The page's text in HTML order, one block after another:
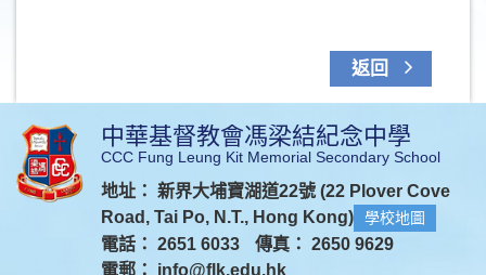
返回
中華基督教會馮梁結紀念中學
CCC Fung Leung Kit Memorial Secondary School
地址： 新界大埔寶湖道22號 (22 Plover Cove
Road, Tai Po, N.T., Hong Kong)
學校地圖
電話： 2651 6033
傳真： 2650 9629
電郵： info@flk.edu.hk